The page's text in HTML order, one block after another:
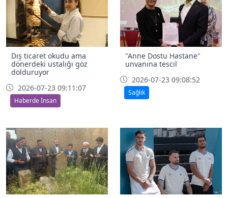
Dış ticaret okudu ama
dönerdeki ustalığı göz
dolduruyor
2026-07-23 09:11:07
Haberde İnsan
"Anne Dostu Hastane"
unvanına tescil
2026-07-23 09:08:52
Sağlık